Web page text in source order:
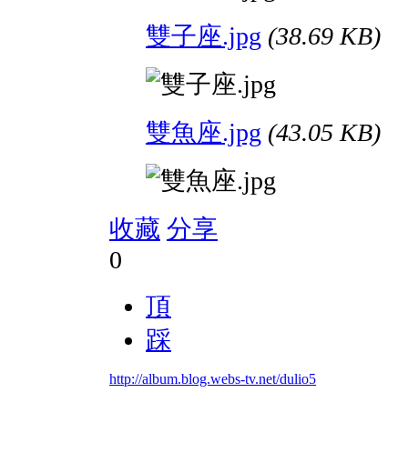
雙子座.jpg (38.69 KB)
雙魚座.jpg (43.05 KB)
收藏 分享
0
頂
踩
http://album.blog.webs-tv.net/dulio5